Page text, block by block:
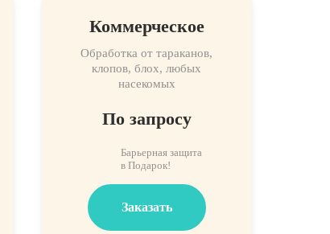
Коммерческое
Обработка от тараканов,
клопов, блох, любых
насекомых
По запросу
Барьерная защита
в Подарок!
Заказать